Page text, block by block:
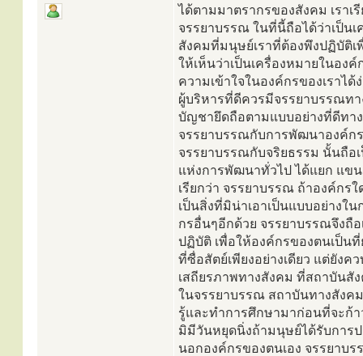
ได้ตามมาตรากรของสังคม เราเ
จรรยาบรรณ ในที่นี้ถือได้ว่าเป็น
สังคมที่มนุษย์เราที่ต้องพึงปฏิบัติ
ให้เห็นว่าเป็นเครื่องหมายในอง
ความเข้าใจในองค์กรของเราได้
ผู้บริหารที่ดีควรมีจรรยาบรรณท
บัญชายึดถือตามแบบอย่างที่ดีทา
จรรยาบรรณกับการพัฒนาองค์กร
จรรยาบรรณกับจริยธรรม นั้นถื
แห่งการพัฒนาทั่วไป ได้แยก แข
เรียกว่า จรรยาบรรณ ถ้าองค์ก
เป็นสิ่งที่มิน่าเอาเป็นแบบอย่างใ
กรอื่นๆอีกด้วย จรรยาบรรณจึงถื
ปฏิบัติ เพื่อให้องค์กรของตนเป็น
ที่ซื่อสัตย์เพียงอย่างเดียว แต่ยัง
เสถียรภาพทางสังคม ที่สถาบันสั
ในจรรยาบรรณ สถาบันทางสังค
รู้และทำการศึกษามาก่อนที่จะก้
มิมีวันหยุดนิ่งถ้ามนุษย์ได้รับการ
นอกองค์กรของตนเอง จรรยาบ